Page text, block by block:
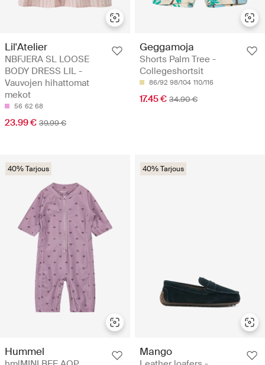
Lil'Atelier
NBFJERA SL LOOSE
BODY DRESS LIL -
Vauvojen hihattomat
mekot
56 62 68
23.99 € 39.99 €
Geggamoja
Shorts Palm Tree -
Collegeshortsit
86/92 98/104 110/116
17.45 € 34.90 €
40% Tarjous
Hummel
40% Tarjous
Mango